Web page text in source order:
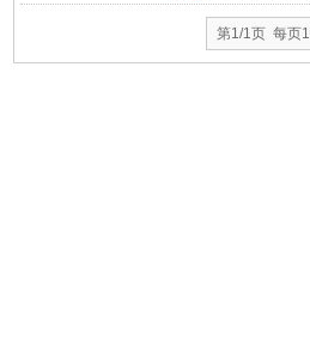
第1/1页 每页